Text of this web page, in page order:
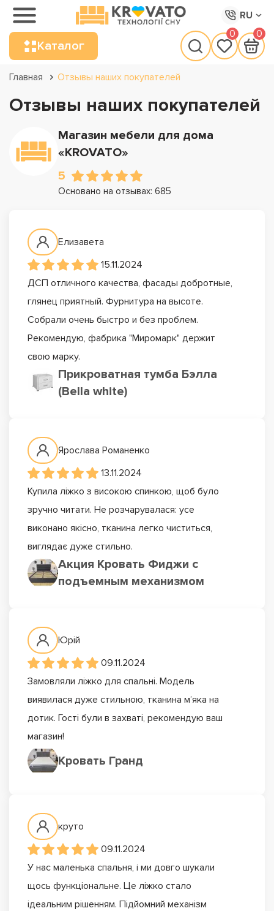
RU
Каталог
0 0
Главная Отзывы наших покупателей
Отзывы наших покупателей
Магазин мебели для дома
«KROVATO»
5
Основано на отзывах: 685
Елизавета
15.11.2024
ДСП отличного качества, фасады добротные,
глянец приятный. Фурнитура на высоте.
Собрали очень быстро и без проблем.
Рекомендую, фабрика "Миромарк" держит
свою марку.
Прикроватная тумба Бэлла
(Bella white)
Ярослава Романенко
13.11.2024
Купила ліжко з високою спинкою, щоб було
зручно читати. Не розчарувалася: усе
виконано якісно, тканина легко чиститься,
виглядає дуже стильно.
Акция Кровать Фиджи с
подъемным механизмом
Юрій
09.11.2024
Замовляли ліжко для спальні. Модель
виявилася дуже стильною, тканина м’яка на
дотик. Гості були в захваті, рекомендую ваш
магазин!
Кровать Гранд
круто
09.11.2024
У нас маленька спальня, і ми довго шукали
щось функціональне. Це ліжко стало
ідеальним рішенням. Підйомний механізм